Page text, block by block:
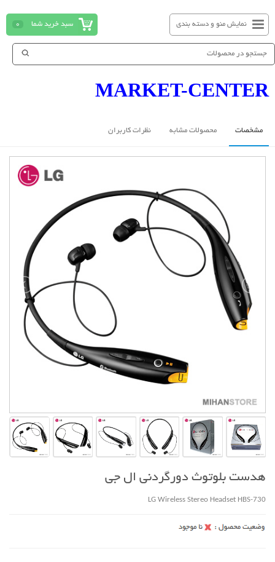
سبد خرید شما 0 نمایش منو و دسته بندی
MARKET-CENTER
مشخصات محصولات مشابه نظرات کاربران
هدست بلوتوث دورگردنی ال جی
LG Wireless Stereo Headset HBS-730